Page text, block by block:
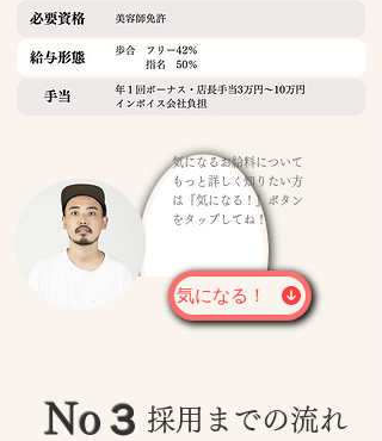
気になるお給料について
もっと詳しく知りたい方
は『気になる！』ボタン
をタップしてね！
気になる！
No３ 採用までの流れ